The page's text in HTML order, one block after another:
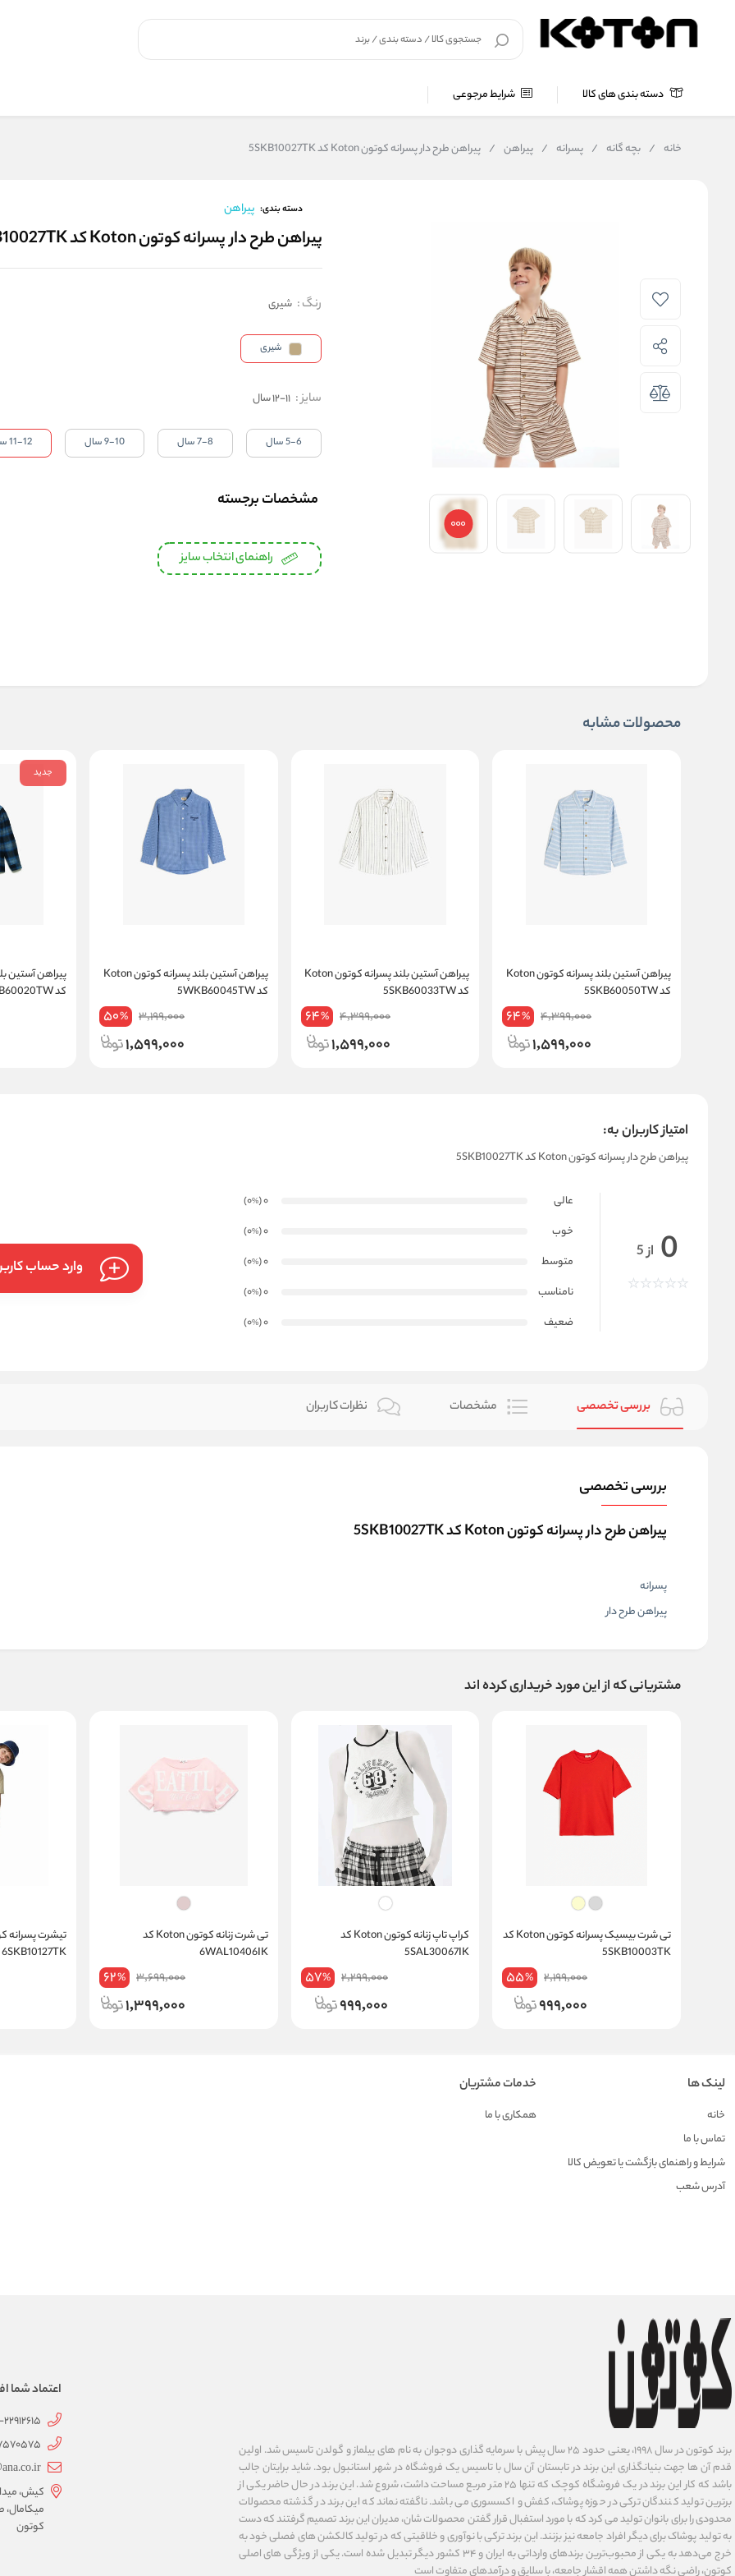
دسته بندی های کالا شرایط مرجوعی
خانه / بچه گانه / پسرانه / پیراهن / پیراهن طرح دار پسرانه کوتون Koton کد 5SKB10027TK
دسته بندی: پیراهن
پیراهن طرح دار پسرانه کوتون Koton کد 5SKB10027TK
رنگ: شیری
شیری
سایز: 11-12 سال
5-6 سال 7-8 سال 9-10 سال 11-12 سال
مشخصات برجسته
راهنمای انتخاب سایز
محصولات مشابه
پیراهن آستین بلند پسرانه کوتون Koton
کد 5SKB60050TW
4,399,000
64%
1,599,000
پیراهن آستین بلند پسرانه کوتون Koton
کد 5SKB60033TW
4,399,000
64%
1,599,000
پیراهن آستین بلند پسرانه کوتون Koton
کد 5WKB60045TW
3,199,000
50%
1,599,000
جدید
کد 6WKB60020TW
امتیاز کاربران به:
پیراهن طرح دار پسرانه کوتون Koton کد 5SKB10027TK
0 از 5
عالی 0
(0
%
)
خوب
0
(0
%
)
متوسط
0
(0
%
)
نامناسب
0
(0
%
)
ضعیف
0
(0
%
)
وارد حساب
بررسی تخصصی مشخصات نظرات کاربران
بررسی تخصصی
پیراهن طرح دار پسرانه کوتون Koton کد 5SKB10027TK
پسرانه
پیراهن طرح دار
مشتریانی که از این مورد خریداری کرده اند
تی شرت بیسیک پسرانه کوتون Koton کد
5SKB10003TK
2,199,000
55%
999,000
کراپ تاپ زنانه کوتون Koton کد
5SAL30067IK
2,299,000
57%
999,000
تی شرت زنانه کوتون Koton کد
6WAL10406IK
3,699,000
62%
1,399,000
6SKB10127TK
لینک ها
خانه
تماس با ما
شرایط و راهنمای بازگشت یا تعویض کالا
آدرس شعب
خدمات مشتریان
همکاری با ما
برند کوتون در سال ۱۹۹۸، یعنی حدود ۲۵ سال پیش با سرمایه گذاری دوجوان به نام های ییلماز و گولدن تاسیس شد. اولین
قدم آن ها جهت بنیانگذاری این برند در تابستان آن سال با تاسیس یک فروشگاه در شهر استانبول بود. شاید برایتان جالب
باشد که کار این برند در یک فروشگاه کوچک که تنها ۲۵ متر مربع مساحت داشت، شروع شد. این برند در حال حاضر یکی از
برترین تولید کنندگان ترکی در حوزه پوشاک، کفش و اکسسوری می باشد. ناگفته نماند که این برند در گذشته محصولات
محدودی را برای بانوان تولید می کرد که با مورد استفبال قرار گفتن محصولات شان، مدیران این برند تصمیم گرفتند که دست
به تولید پوشاک برای دیگر افراد جامعه نیز بزنند. این برند ترکی با نوآوری ‌و خلاقیتی که در تولید کالکشن های فصلی خود به
خرج می‌دهد به یکی از محبوب‌ترین برندهای وارداتی به ایران و ۳۴ کشور دیگر تبدیل شده‌ است. یکی از ویژگی های اصلی
کوتون، راضی نگه داشتن همه اقشار جامعه، با سلایق و درآمدهای متفاوت است
اعتماد شما
22912615
کیش،
کوتون